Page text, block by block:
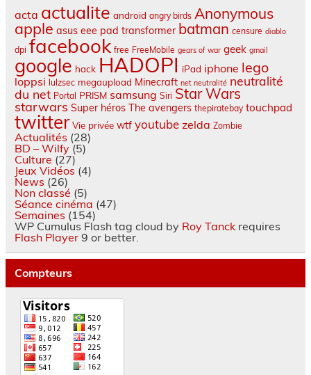
acta actualite android angry birds Anonymous
apple asus eee pad transformer batman censure diablo
dpi facebook free FreeMobile gears of war geek gmail
google hack HADOPI iPad iphone lego
loppsi lulzsec megaupload Minecraft net neutralité neutralité
du net Portal PRISM samsung Siri Star Wars
starwars Super héros The avengers thepiratebay touchpad
twitter Vie privée wtf youtube zelda Zombie
Actualités (28)
BD – Wilfy(5)
Culture (27)
Jeux Vidéos (4)
News (26)
Non classé (5)
Séance cinéma (47)
Semaines (154)
WP Cumulus Flash tag cloud by Roy Tanckrequires
Flash Player9 or better.
Compteurs